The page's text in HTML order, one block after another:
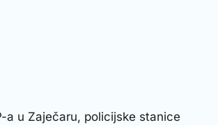
a u Zaječaru, policijske stanice